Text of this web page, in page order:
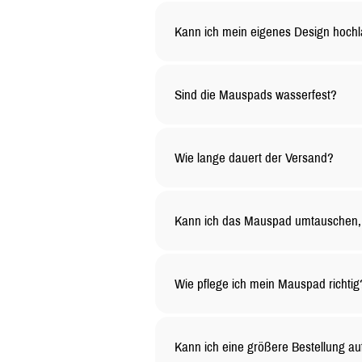
Kann ich mein eigenes Design
den Rest.
Sind die Mauspads wasserfest?
lange sauber bleibt
Wie lange dauert der Versand?
etwas länger dauern.
Kann ich das Mauspad
gelten besondere Bedingungen –
Wie pflege ich mein Mauspad
Reinigungsmittel.
Kann ich eine größere Bestellung